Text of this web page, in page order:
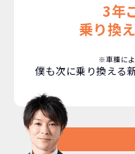
できます。急な
えるなど。その
か？
継続的
維持にかかる、
コミ。3年契約
｢自動車重量税｣
料」などが不要
3年
乗り換
※車種に
僕も次に乗り換える